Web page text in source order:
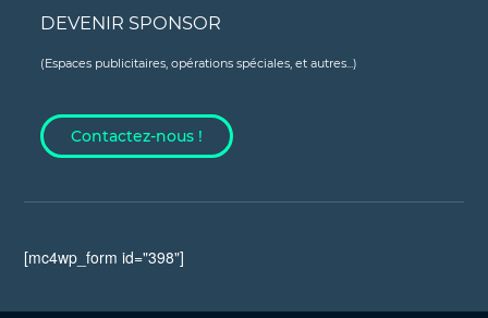
DEVENIR SPONSOR
(Espaces publicitaires, opérations spéciales, et autres...)
Contactez-nous !
[mc4wp_form id="398"]